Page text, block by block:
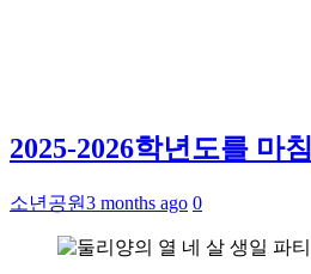
2025-2026학년도를 마침
소년공원3 months ago 0